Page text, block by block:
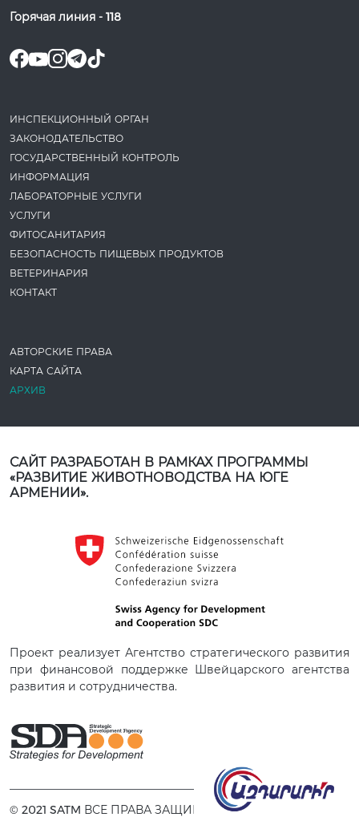
Горячая линия - 118
ИНСПЕКЦИОННЫЙ ОРГАН
ЗАКОНОДАТЕ­ЛЬСТВО
ГОСУДАРСТВЕННЫЙ КОНТРОЛЬ
ИНФОРМАЦИЯ
ЛАБОРАТОРНЫЕ УСЛУГИ
УСЛУГИ
ФИТОСАНИТАРИЯ
БЕЗОПАСНОСТЬ ПИЩЕВЫХ ПРОДУКТОВ
ВЕТЕРИНАРИЯ
КОНТАКТ
АВТОРСКИЕ ПРАВА
КАРТА САЙТА
АРХИВ
САЙТ РАЗРАБОТАН В РАМКАХ ПРОГРАММЫ
«РАЗВИТИЕ ЖИВОТНОВОДСТВА НА ЮГЕ
АРМЕНИИ».
Проект реализует Агентство стратегического развития
при финансовой поддержке Швейцарского агентства
развития и сотрудничества.
© 2021 SATM ВСЕ ПРАВА ЗАЩИЩЕНЫ.